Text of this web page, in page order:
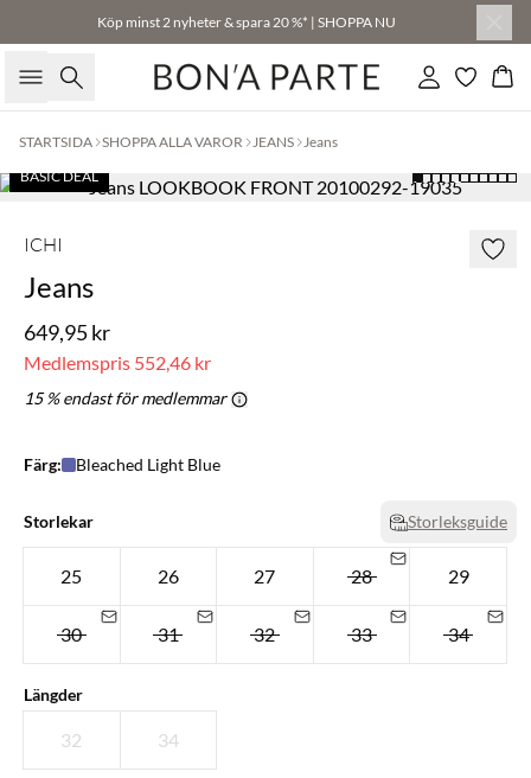
Köp minst 2 nyheter & spara 20 %* | SHOPPA NU
Sök Logga in
STARTSIDA SHOPPA ALLA VAROR JEANS Jeans
BASIC DEAL
ICHI
Jeans
649,95 kr
Medlemspris 552,46 kr
15 % endast för medlemmar
Färg: Bleached Light Blue
Storlekar Storleksguide
25 26 27 28 29
30 31 32 33 34
Längder
32 34